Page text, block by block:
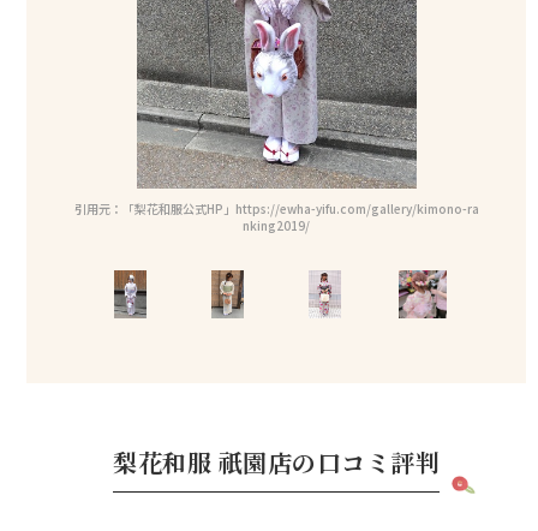
引用元：「梨花和服公式HP」https://ewha-yifu.com/gallery/kimono-ra
nking2019/
梨花和服 祇園店の口コミ評判